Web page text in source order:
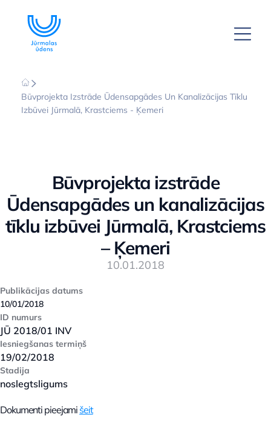
Būvprojekta Izstrāde Ūdensapgādes Un Kanalizācijas Tīklu
Izbūvei Jūrmalā, Krastciems - Ķemeri
Būvprojekta izstrāde
Ūdensapgādes un kanalizācijas
tīklu izbūvei Jūrmalā, Krastciems
– Ķemeri
10.01.2018
Publikācijas datums
10/01/2018
ID numurs
JŪ 2018/01 INV
Iesniegšanas termiņš
19/02/2018
Stadija
noslegtsligums
Dokumenti pieejami šeit